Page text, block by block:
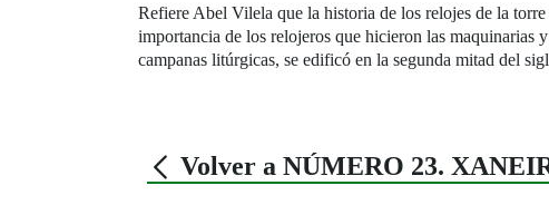
Refiere Abel Vilela que la historia de los relojes de la
importancia de los relojeros que hicieron las maquinarias
campanas litúrgicas, se edificó en la segunda mitad del
Volver a NÚMERO 23.